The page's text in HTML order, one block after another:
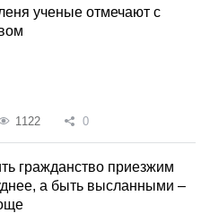
ученые отмечают с
1122 0
гражданство приезжим
а быть высланными –